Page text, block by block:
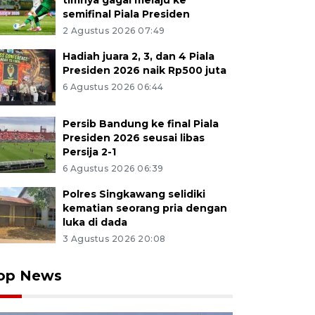
semifinal Piala Presiden
2 Agustus 2026 07:49
Hadiah juara 2, 3, dan 4 Piala
Presiden 2026 naik Rp500 juta
6 Agustus 2026 06:44
Persib Bandung ke final Piala
Presiden 2026 seusai libas
Persija 2-1
6 Agustus 2026 06:39
Polres Singkawang selidiki
kematian seorang pria dengan
luka di dada
3 Agustus 2026 20:08
News